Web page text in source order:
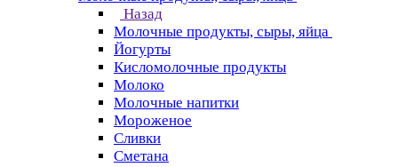
Назад
Молочные продукты, сыры, яйца
Йогурты
Кисломолочные продукты
Молоко
Молочные напитки
Мороженое
Сливки
Сметана